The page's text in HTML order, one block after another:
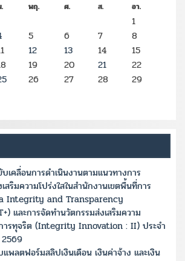
พฤ. ศ. ส. อา.
1
5 6 7
8
12 13 14
15
19 20 21
22
26 27 28
29
เคลื่อนการดำเนินงานตามแนวทางการ
สริมความโปร่งใสในสำนักงานเขตพื้นที่การ
Integrity and Transparency
และการจัดทำนวัตกรรมส่งเสริมความ
ารทุจริต (Integrity Innovation : II) ประจำ
พลตฟอร์มสลิปเงินเดือน เงินค่าจ้าง และเงิน